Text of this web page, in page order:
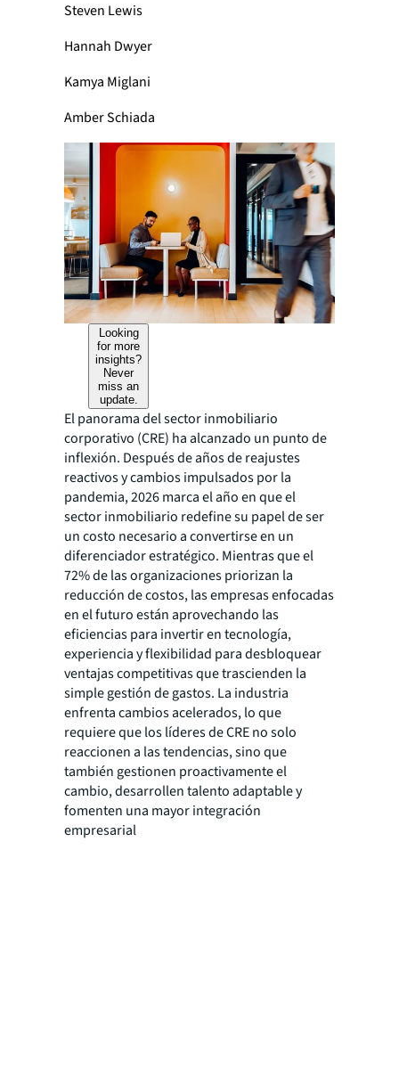
Steven Lewis
Hannah Dwyer
Kamya Miglani
Amber Schiada
Looking
for more
insights?
Never
miss an
update.
El panorama del sector inmobiliario
corporativo (CRE) ha alcanzado un punto de
inflexión. Después de años de reajustes
reactivos y cambios impulsados por la
pandemia, 2026 marca el año en que el
sector inmobiliario redefine su papel de ser
un costo necesario a convertirse en un
diferenciador estratégico. Mientras que el
72% de las organizaciones priorizan la
reducción de costos, las empresas enfocadas
en el futuro están aprovechando las
eficiencias para invertir en tecnología,
experiencia y flexibilidad para desbloquear
ventajas competitivas que trascienden la
simple gestión de gastos. La industria
enfrenta cambios acelerados, lo que
requiere que los líderes de CRE no solo
reaccionen a las tendencias, sino que
también gestionen proactivamente el
cambio, desarrollen talento adaptable y
fomenten una mayor integración
empresarial